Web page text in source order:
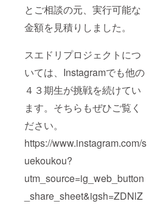
とご相談の元、実行可能な
金額を見積りしました。
スエドリプロジェクトにつ
いては、Instagramでも他の
４３期生が挑戦を続けてい
ます。そちらもぜひご覧く
ださい。
https://www.instagram.com/s
uekoukou?
utm_source=ig_web_button
_share_sheet&igsh=ZDNlZ